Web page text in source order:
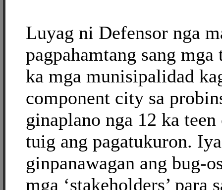
Luyag ni Defensor nga
pagpahamtang sang mga
ka mga munisipalidad
component city sa
ginaplano nga 12 ka teen
tuig ang pagatukuron.
ginpanawagan ang bug-
mga ‘stakeholders’ para